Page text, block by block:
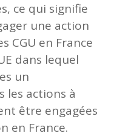
ce qui signifie
une action
CGU en France
dans lequel
un
les actions à
être engagées
en France.